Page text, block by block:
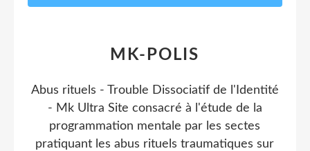
MK-POLIS
Abus rituels - Trouble Dissociatif de l'Identité
- Mk Ultra Site consacré à l'étude de la
programmation mentale par les sectes
pratiquant les abus rituels traumatiques sur